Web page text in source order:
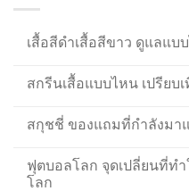
เสื้อสีดำเสื้อสีขาว ดูแลแบ
สกรีนเสื้อแบบไหน เปรียบ
สกุชชี่ ของแถมที่กำลังมา
ฟุตบอลโลก จุดเปลี่ยนที่ท
โลก